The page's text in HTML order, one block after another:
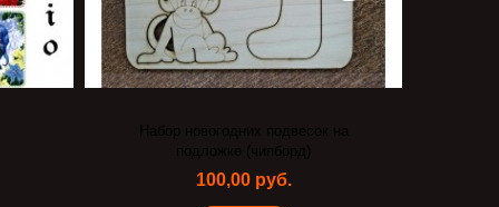
Набор новогодних подвесок на
подложке (чипборд)
100,00 руб.